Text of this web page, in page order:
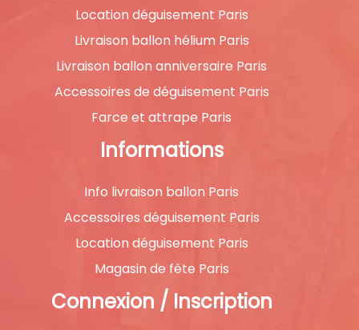
Location déguisement Paris
Livraison ballon hélium Paris
Livraison ballon anniversaire Paris
Accessoires de déguisement Paris
Farce et attrape Paris
Informations
Info livraison ballon Paris
Accessoires déguisement Paris
Location déguisement Paris
Magasin de fête Paris
Connexion / Inscription